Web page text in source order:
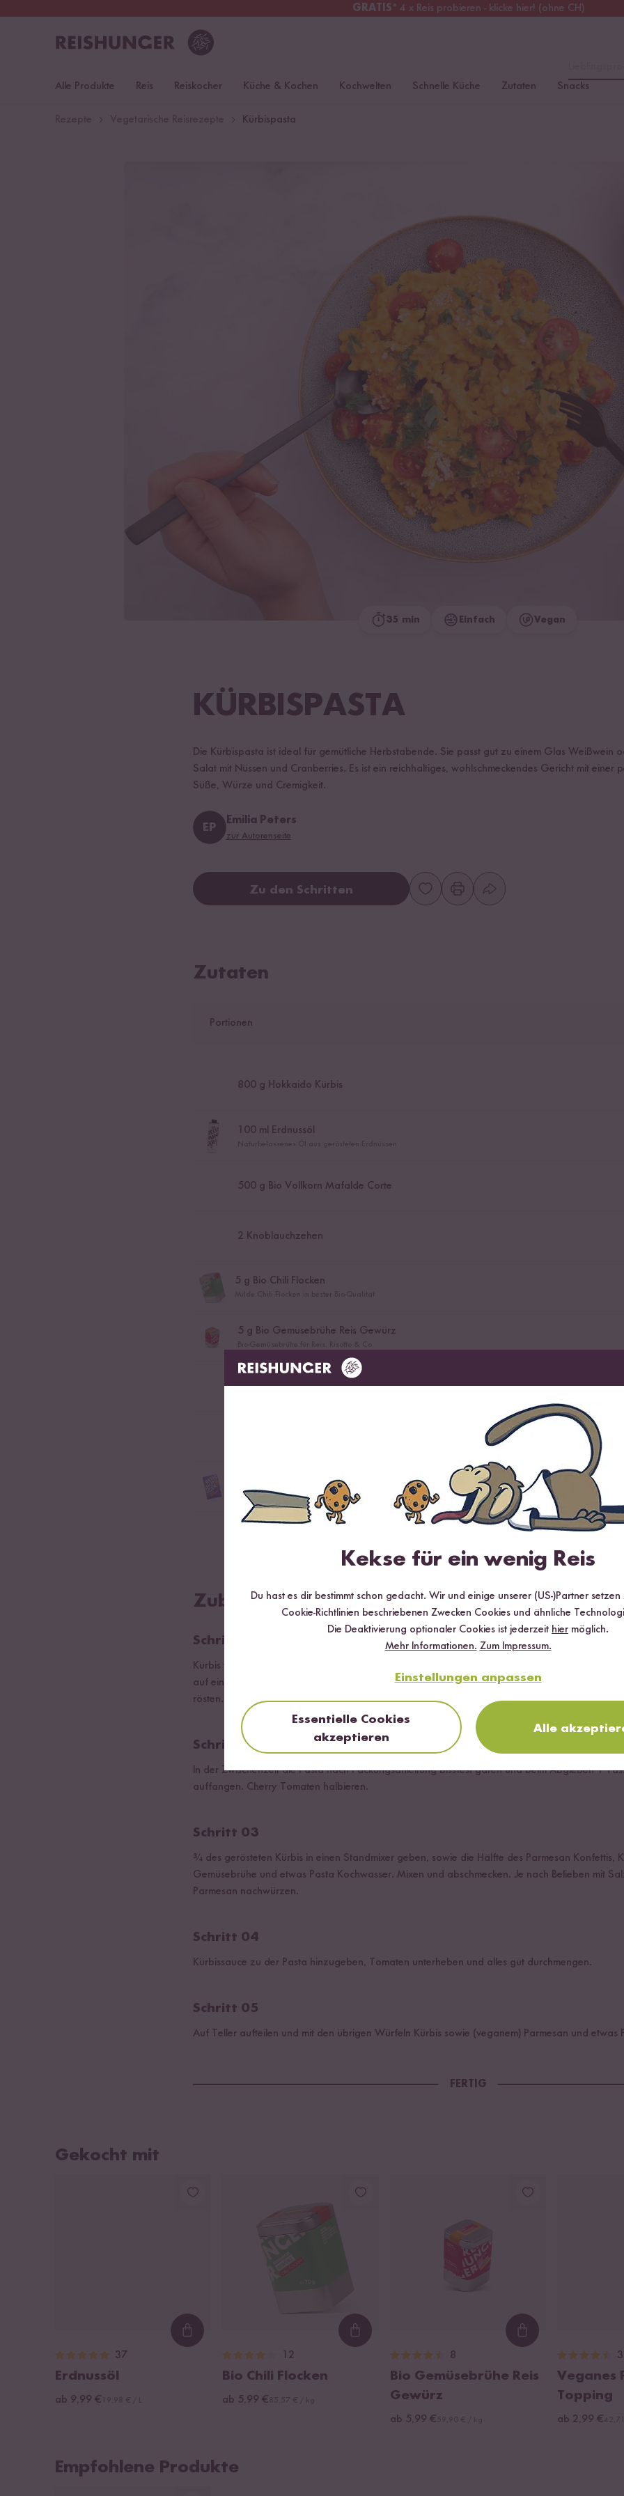
GRATIS* 4 x Reis probieren - klicke hier! (ohne CH)
Kostenloser Versand
Alle Produkte Reis Reiskocher Küche & Kochen Kochwelten Schnelle Küche Zutaten Snacks
Kürbispasta
35 min Einfach Vegan
KÜRBISPASTA
Die Kürbispasta ist ideal für gemütliche Herbstabende. Sie passt gut zu einem Glas Weißwein
Salat mit Nüssen und Cranberries. Es ist ein reichhaltiges, wohlschmeckendes Gericht mit einer
Süße, Würze und Cremigkeit.
EP
Emilia Peters
zur Autorenseite
Zu den Schritten
Zutaten
Portionen
800g Hokkaido Kürbis
100ml Erdnussöl
500g Bio Vollkorn Mafalde Corte
2 Knoblauchzehen
5 g Bio Chili Flocken
5 g Bio Gemüsebrühe Reis Gewürz
100g Cherry Tomaten
g Veganes Pasta Topping
Zubereitung
Schritt 01
Kürbis waschen, halbieren und Kerne auslöffeln. Erst in Spalten und dann in Würfel schneiden.
auf einem Backblech ausbreiten und mit Salz, Pfeffer und etwas Erdnussöl würzen. Bei 180
rösten.
Schritt 02
In der Zwischenzeit die Pasta nach Packungsanleitung bissfest garen und beim Abgießen 1
auffangen. Cherry Tomaten halbieren.
Schritt 03
¾ des gerösteten Kürbis in einen Standmixer geben, sowie die Hälfte des Parmesan Konfettis,
Gemüsebrühe und etwas Pasta Kochwasser. Mixen und abschmecken. Je nach Belieben mit
Parmesan nachwürzen.
Schritt 04
Kürbissauce zu der Pasta hinzugeben, Tomaten unterheben und alles gut durchmengen.
Schritt 05
Auf Teller aufteilen und mit den übrigen Würfeln Kürbis sowie (veganem) Parmesan und etwas
FERTIG
Gekocht mit
Loading...
37
Erdnussöl
ab 9,99 €
Loading...
12
Bio Chili Flocken
ab 5,99 €
Loading...
8
Bio Gemüsebrühe Reis
Gewürz
ab 5,99 €
Veganes
Topping
ab 2,99 €
Empfohlene Produkte
Kekse für ein wenig Reis
Du hast es dir bestimmt schon gedacht. Wir und einige unserer (US-)Partner
Cookie-Richtlinien beschriebenen Zwecken Cookies und ähnliche
Die Deaktivierung optionaler Cookies ist jederzeit hier möglich.
Mehr Informationen. Zum Impressum.
Einstellungen anpassen
Essentielle Cookies
akzeptieren
Alle